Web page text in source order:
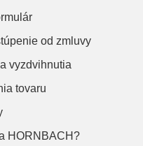
od zmluvy
vyzdvihnutia
tovaru
HORNBACH?